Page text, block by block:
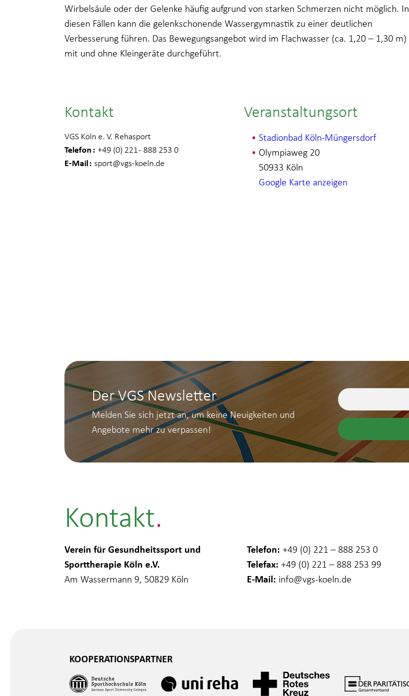
Wirbelsäule oder der Gelenke häufig aufgrund von starken Schmerzen nicht möglich. In
diesen Fällen kann die gelenkschonende Wassergymnastik zu einer deutlichen
Verbesserung führen. Das Bewegungsangebot wird im Flachwasser (ca. 1,20 – 1,30 m)
mit und ohne Kleingeräte durchgeführt.
Kontakt
VGS Köln e. V. Rehasport
Telefon +49 (0) 221 - 888 253 0
E-Mail sport@vgs-koeln.de
Veranstaltungsort
Stadionbad Köln-Müngersdorf
Olympiaweg 20
Köln
50933
Google Karte anzeigen
Der VGS Newsletter
Melden Sie sich jetzt an, um keine Neuigkeiten und
Angebote mehr zu verpassen!
Kontakt
Verein für Gesundheitssport und
Sporttherapie Köln e.V.
Am Wassermann 9, 50829 Köln
Telefon: +49 (0) 221 – 888 253 0
Telefax: +49 (0) 221 – 888 253 99
E-Mail: info@vgs-koeln.de
KOOPERATIONSPARTNER